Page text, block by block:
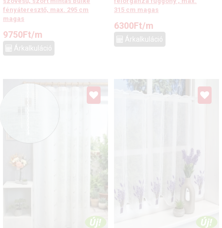
fényáteresztő, max. 295 cm
magas
9750Ft/m
Árkalkuláció
315 cm magas
6300Ft/m
Árkalkuláció